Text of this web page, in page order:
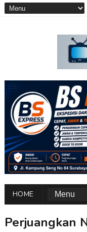
HOME
Perjuangkan